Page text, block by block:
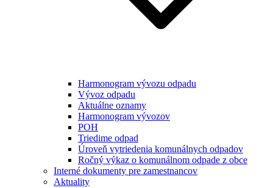
Harmonogram vývozu odpadu
Vývoz odpadu
Aktuálne oznamy
Harmonogram vývozov
POH
Triedime odpad
Úroveň vytriedenia komunálnych odpadov
Ročný výkaz o komunálnom odpade z obce
Interné dokumenty pre zamestnancov
Aktuality